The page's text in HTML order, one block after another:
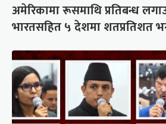
अमेरिकामा रूसमाथि प्रतिबन्ध
भारतसहित ५ देशमा शतप्रतिशत